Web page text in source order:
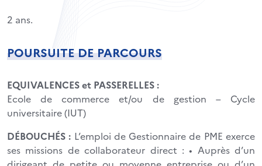
2 ans.
POURSUITE DE PARCOURS
EQUIVALENCES et PASSERELLES :
Ecole de commerce et/ou de gestion – Cycle
universitaire (IUT)
DÉBOUCHÉS : L’emploi de Gestionnaire de PME exerce
ses missions de collaborateur direct : • Auprès d’un